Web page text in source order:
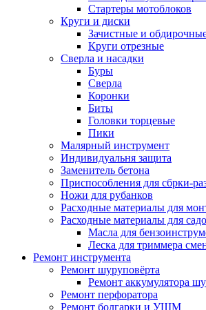
Стартеры мотоблоков
Круги и диски
Зачистные и
Круги отрезные
Сверла и насадки
Буры
Сверла
Коронки
Биты
Головки торцевые
Пики
Малярный инструмент
Индивидуальня защита
Заменитель бетона
Приспособления для сбрки-
Ножи для рубанков
Расходные материалы для
Расходные материалы для
Масла для
Леска для триммера
Ремонт инструмента
Ремонт шуруповёрта
Ремонт аккумулятора
Ремонт перфоратора
Ремонт болгарки и УШМ